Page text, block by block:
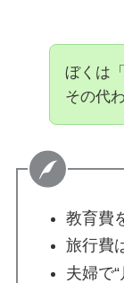
ぼくは
その代
教育費
旅行費
夫婦で